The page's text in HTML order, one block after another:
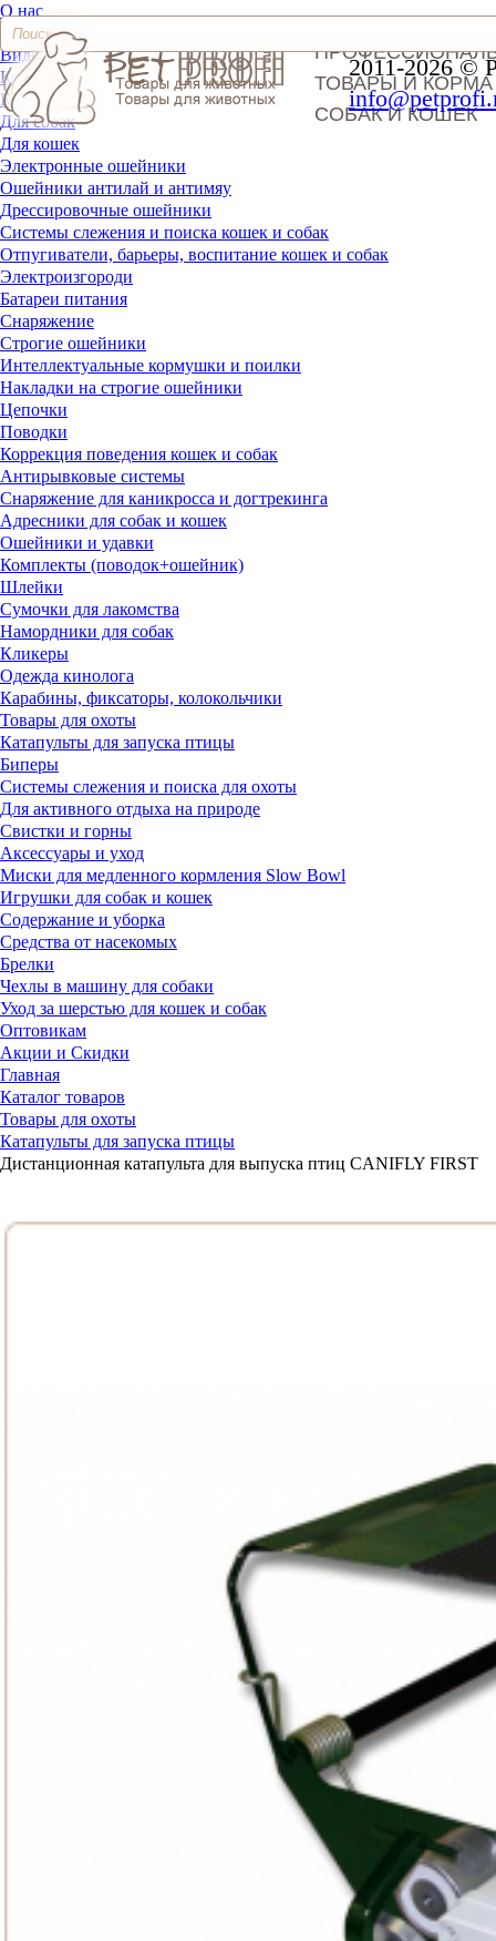
О нас
Доставка и оплата
Видео
Контакты
ТОВАРЫ И
СОБАК И КОШЕК
Корма
Для собак
Для кошек
Электронные ошейники
Ошейники антилай и антимяу
Дрессировочные ошейники
Системы слежения и поиска кошек и собак
Отпугиватели, барьеры, воспитание кошек и собак
Электроизгороди
Батареи питания
Снаряжение
Строгие ошейники
Интеллектуальные кормушки и поилки
Накладки на строгие ошейники
Цепочки
Поводки
Коррекция поведения кошек и собак
Антирывковые системы
Снаряжение для каникросса и догтрекинга
Адресники для собак и кошек
Ошейники и удавки
Комплекты (поводок+ошейник)
Шлейки
Сумочки для лакомства
Намордники для собак
Кликеры
Одежда кинолога
Карабины, фиксаторы, колокольчики
Товары для охоты
Катапульты для запуска птицы
Биперы
Системы слежения и поиска для охоты
Для активного отдыха на природе
Свистки и горны
Аксессуары и уход
Миски для медленного кормления Slow Bowl
Игрушки для собак и кошек
Содержание и уборка
Средства от насекомых
Брелки
Чехлы в машину для собаки
Уход за шерстью для кошек и собак
Оптовикам
Акции и Скидки
Главная
Каталог товаров
Товары для охоты
Катапульты для запуска птицы
Дистанционная катапульта для выпуска птиц CANIFLY FIRST
2011-2026 ©